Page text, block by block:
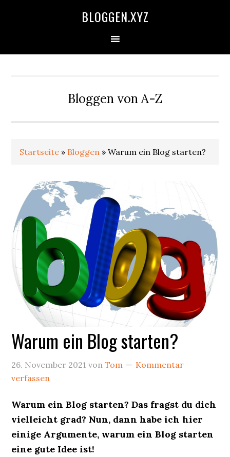
BLOGGEN.XYZ
Bloggen von A-Z
Startseite » Bloggen »Warum ein Blog starten?
Warum ein Blog starten?
26. November 2021 vonTom
Kommentar
verfassen
Warum ein Blog starten? Das fragst du dich
vielleicht grad? Nun, dann habe ich hier
einige Argumente, warum ein Blog starten
eine gute Idee ist!